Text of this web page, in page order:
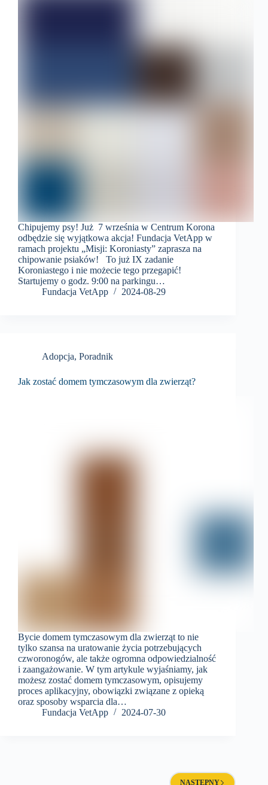
Chipujemy psy! Już 7 września w Centrum Korona
odbędzie się wyjątkowa akcja! Fundacja VetApp w
ramach projektu „Misji: Koroniasty” zaprasza na
chipowanie psiaków! To już IX zadanie
Koroniastego i nie możecie tego przegapić!
Startujemy o godz. 9:00 na parkingu…
Fundacja VetApp
2024-08-29
Adopcja, Poradnik
Jak zostać domem tymczasowym dla zwierząt?
Bycie domem tymczasowym dla zwierząt to nie
tylko szansa na uratowanie życia potrzebujących
czworonogów, ale także ogromna odpowiedzialność
i zaangażowanie. W tym artykule wyjaśniamy, jak
możesz zostać domem tymczasowym, opisujemy
proces aplikacyjny, obowiązki związane z opieką
oraz sposoby wsparcia dla…
Fundacja VetApp
2024-07-30
NASTĘPNY